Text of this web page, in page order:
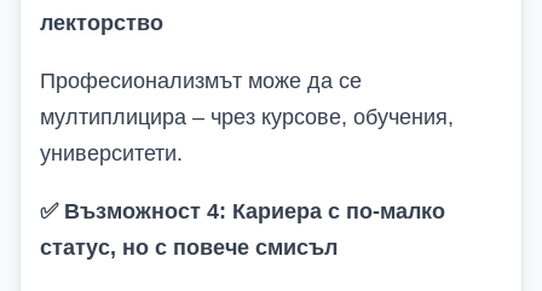
лекторство
Професионализмът може да се
мултиплицира – чрез курсове, обучения,
университети.
✅Възможност 4: Кариера с по-малко
статус, но с повече смисъл